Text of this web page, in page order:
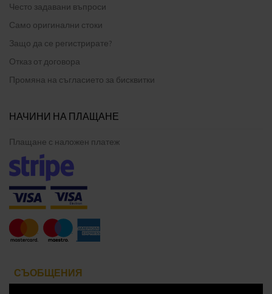
Често задавани въпроси
Само оригинални стоки
Защо да се регистрирате?
Отказ от договора
Промяна на съгласието за бисквитки
НАЧИНИ НА ПЛАЩАНЕ
Плащане с наложен платеж
СЪОБЩЕНИЯ